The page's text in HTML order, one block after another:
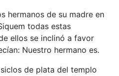
hermanos de su madre en
todas estas
ellos se inclinó a favor
Nuestro hermano es.
de plata del templo